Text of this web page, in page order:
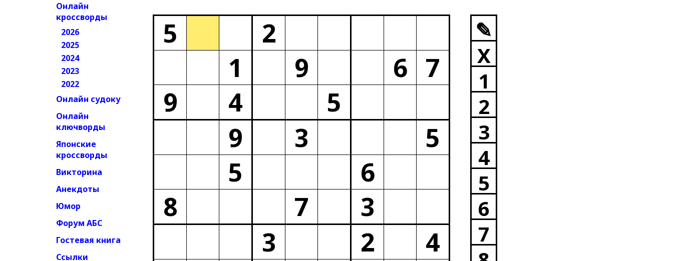
Онлайн
кроссворды
2026
2025
2024
2023
2022
Онлайн судоку
Онлайн
ключворды
Японские
кроссворды
Викторина
Анекдоты
Юмор
Форум АБС
Гостевая книга
Ссылки
5
2
1
9 6 7
9
4
5
9
3
5
5
6
8
7
3
3
2
4
✎
X
1
2
3
4
5
6
7